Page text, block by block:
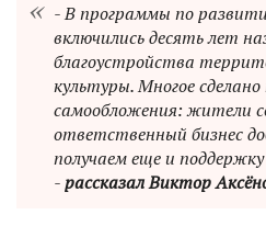
- В программы по
включились десять лет
благоустройства
культуры. Многое
самообложения: жители
ответственный бизнес
получаем еще и
-рассказал Виктор